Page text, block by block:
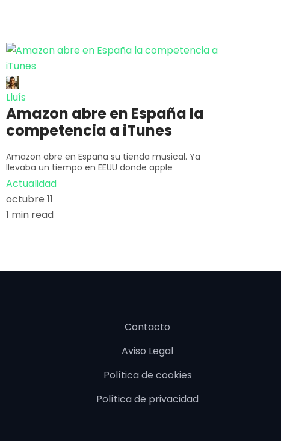
Lluís
Amazon abre en España la
competencia a iTunes
Amazon abre en España su tienda musical. Ya
llevaba un tiempo en EEUU donde apple
Actualidad
octubre 11
1 min read
Contacto
Aviso Legal
Política de cookies
Política de privacidad